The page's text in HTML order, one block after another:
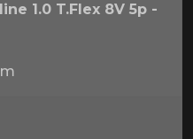
1.0 T.Flex 8V 5p -